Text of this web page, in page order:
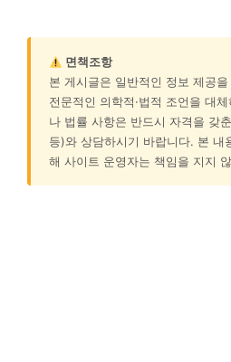
면책조항
본 게시글은 일반적인 정보 제공
전문적인 의학적·법적 조언을 대
나 법률 사항은 반드시 자격을 갖
등)와 상담하시기 바랍니다. 본 내
해 사이트 운영자는 책임을 지지